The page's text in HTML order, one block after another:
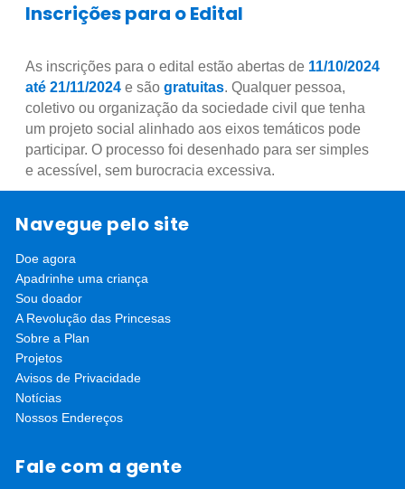
Inscrições para o Edital
As inscrições para o edital estão abertas de 11/10/2024
até 21/11/2024 e são gratuitas. Qualquer pessoa,
coletivo ou organização da sociedade civil que tenha
um projeto social alinhado aos eixos temáticos pode
participar. O processo foi desenhado para ser simples
e acessível, sem burocracia excessiva.
Este é um convite para aqueles que desejam contribuir
para a transformação social e a construção de um
futuro mais justo e inclusivo. Não perca a oportunidade
de inscrever sua iniciativa e acelerar o relógio da
igualdade de gênero no Brasil.
https://plan.org.br/fundo-acelere-o-relogio/
Navegue pelo site
Doe agora
Apadrinhe uma criança
Sou doador
A Revolução das Princesas
Sobre a Plan
Projetos
Avisos de Privacidade
Notícias
Nossos Endereços
Fale com a gente